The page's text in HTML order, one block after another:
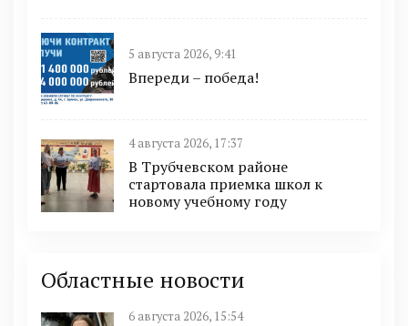
5 августа 2026, 9:41
Впереди – победа!
4 августа 2026, 17:37
В Трубчевском районе
стартовала приемка школ к
новому учебному году
Областные новости
6 августа 2026, 15:54